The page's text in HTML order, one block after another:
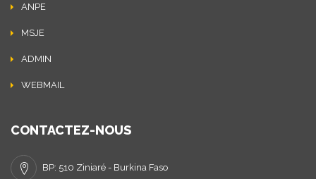
ANPE
MSJE
ADMIN
WEBMAIL
CONTACTEZ-NOUS
BP: 510 Ziniaré - Burkina Faso